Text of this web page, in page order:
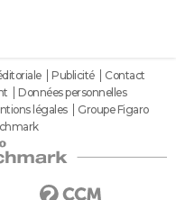
Publicité
Contact
Données personnelles
légales
Groupe Figaro